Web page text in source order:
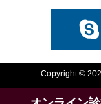
Copyright ©